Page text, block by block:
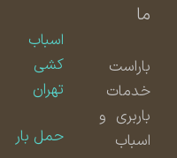
باراست
خدمات
باربری و
اسباب
اسباب
کشی
تهران
حمل بار